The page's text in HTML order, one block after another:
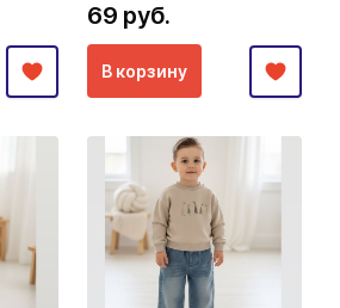
69 руб.
В корзину